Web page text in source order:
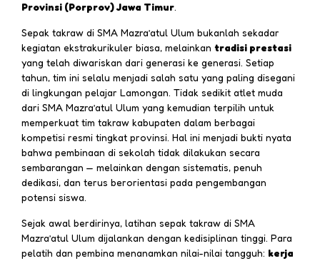
Provinsi (Porprov) Jawa Timur.
Sepak takraw di SMA Mazra’atul Ulum bukanlah sekadar
kegiatan ekstrakurikuler biasa, melainkan tradisi prestasi
yang telah diwariskan dari generasi ke generasi. Setiap
tahun, tim ini selalu menjadi salah satu yang paling disegani
di lingkungan pelajar Lamongan. Tidak sedikit atlet muda
dari SMA Mazra’atul Ulum yang kemudian terpilih untuk
memperkuat tim takraw kabupaten dalam berbagai
kompetisi resmi tingkat provinsi. Hal ini menjadi bukti nyata
bahwa pembinaan di sekolah tidak dilakukan secara
sembarangan — melainkan dengan sistematis, penuh
dedikasi, dan terus berorientasi pada pengembangan
potensi siswa.
Sejak awal berdirinya, latihan sepak takraw di SMA
Mazra’atul Ulum dijalankan dengan kedisiplinan tinggi. Para
pelatih dan pembina menanamkan nilai-nilai tangguh: kerja